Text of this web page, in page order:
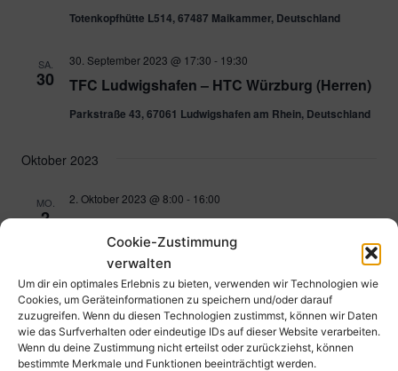
Cookie-Zustimmung
verwalten
Um dir ein optimales Erlebnis zu bieten, verwenden wir Technologien wie
Cookies, um Geräteinformationen zu speichern und/oder darauf
zuzugreifen. Wenn du diesen Technologien zustimmst, können wir Daten
wie das Surfverhalten oder eindeutige IDs auf dieser Website verarbeiten.
Wenn du deine Zustimmung nicht erteilst oder zurückziehst, können
bestimmte Merkmale und Funktionen beeinträchtigt werden.
Totenkopfhütte L514, 67487 Maikammer, Deutschland
SA.
30 TFC Ludwigshafen – HTC Würzburg (Herren)
30. September 2023 @ 17:30 - 19:30
Parkstraße 43, 67061 Ludwigshafen am Rhein, Deutschland
Oktober 2023
MO.
2 LIONS DAYCAMP
2. Oktober 2023 @ 8:00 - 16:00
Parkstraße 43, 67061 Ludwigshafen am Rhein, Deutschland
SA.
7 Open Weekend – Hockey für alle
7. Oktober 2023 @ 10:45- 12:30
Parkstraße 43, 67061 Ludwigshafen am Rhein, Deutschland